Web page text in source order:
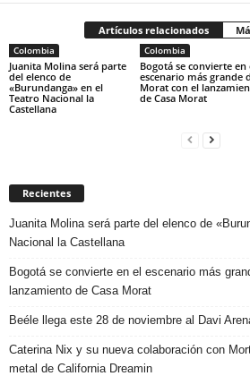
Artículos relacionados
Colombia
Juanita Molina será parte
del elenco de
«Burundanga» en el
Teatro Nacional la
Castellana
Colombia
Bogotá se convierte en
escenario más grande
Morat con el
de Casa Morat
Recientes
Juanita Molina será parte del elenco de
Nacional la Castellana
Bogotá se convierte en el escenario más
lanzamiento de Casa Morat
Beéle llega este 28 de noviembre al Davi
Caterina Nix y su nueva colaboración con
metal de California Dreamin